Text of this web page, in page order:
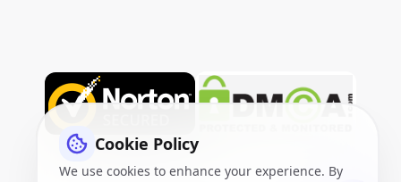
Cookie Policy
We use cookies to enhance your experience. By